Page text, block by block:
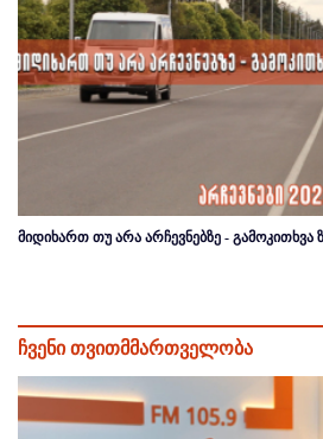
მიდიხართ თუ არა არჩევნებზე -
ჩვენი თვითმმართველობა